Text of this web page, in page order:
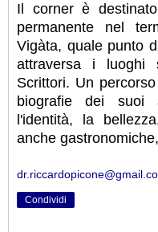
Il corner è
permanente nel
Vigàta, quale punto
attraversa i luoghi
Scrittori. Un
biografie dei suoi
l'identità, la
anche
Condividi